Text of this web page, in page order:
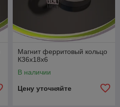
Магнит ферритовый кольцо
К36х18х6
В наличии
Цену уточняйте